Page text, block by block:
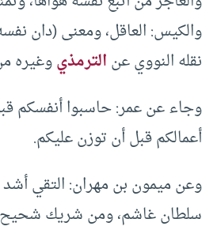
والكيس: العاقل، ومعنى (دان
نقله النووي عنالترمذيوغيره
وجاء عن عمر: حاسبوا أنفسكم
أعمالكم قبل أن توزن عليكم.
وعن ميمون بن مهران: التقي
سلطان غاشم، ومن شريك